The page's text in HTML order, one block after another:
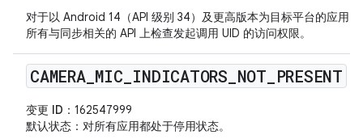
对于以 Android 14（API 级别 34）及更高版本为目标平台的应用
所有与同步相关的 API 上检查发起调用 UID 的访问权限。
CAMERA_ MIC INDICATORS NOT PRESENT
变更 ID ：162547999
默认状态 ：对所有应用都处于停用状态。